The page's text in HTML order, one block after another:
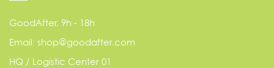
GoodAfter, 9h - 18h
Email: shop@goodafter.com
HQ / Logistic Center 01